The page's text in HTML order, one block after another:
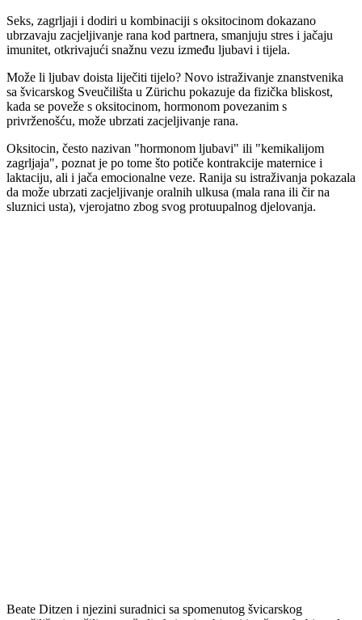
Seks, zagrljaji i dodiri u kombinaciji s oksitocinom dokazano
ubrzavaju zacjeljivanje rana kod partnera, smanjuju stres i jačaju
imunitet, otkrivajući snažnu vezu između ljubavi i tijela.
Može li ljubav doista liječiti tijelo? Novo istraživanje znanstvenika
sa švicarskog Sveučilišta u Zürichu pokazuje da fizička bliskost,
kada se poveže s oksitocinom, hormonom povezanim s
privrženošću, može ubrzati zacjeljivanje rana.
Oksitocin, često nazivan "hormonom ljubavi" ili "kemikalijom
zagrljaja", poznat je po tome što potiče kontrakcije maternice i
laktaciju, ali i jača emocionalne veze. Ranija su istraživanja pokazala
da može ubrzati zacjeljivanje oralnih ulkusa (mala rana ili čir na
sluznici usta), vjerojatno zbog svog protuupalnog djelovanja.
Beate Ditzen i njezini suradnici sa spomenutog švicarskog